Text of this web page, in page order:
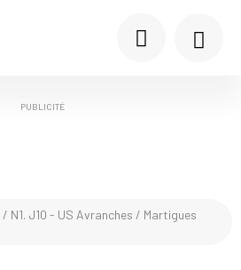
PUBLICITÉ
/ N1. J10 - US Avranches / Martigues